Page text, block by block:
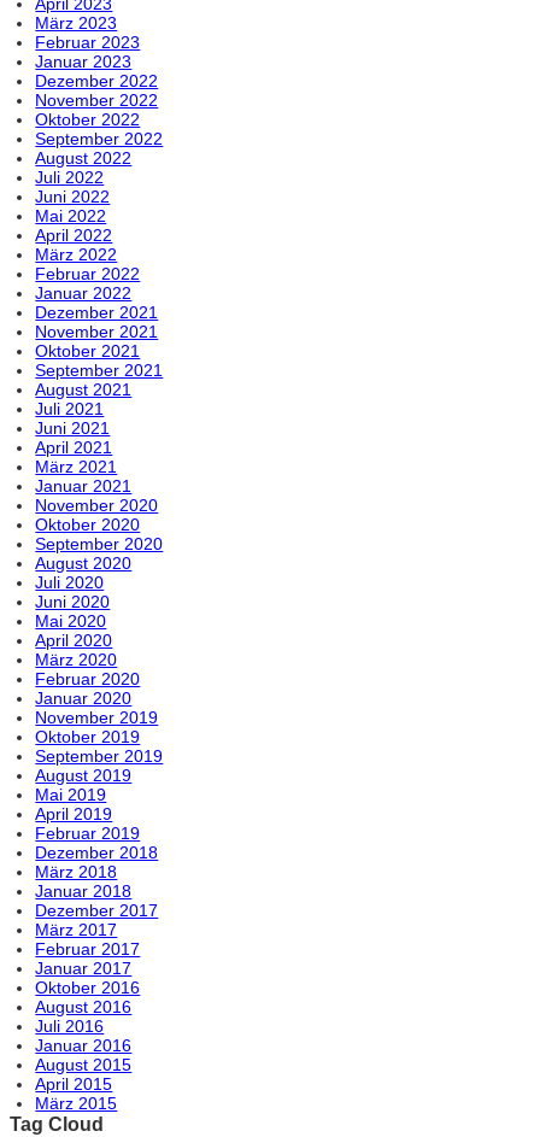
März 2023
Februar 2023
Januar 2023
Dezember 2022
November 2022
Oktober 2022
September 2022
August 2022
Juli 2022
Juni 2022
Mai 2022
April 2022
März 2022
Februar 2022
Januar 2022
Dezember 2021
November 2021
Oktober 2021
September 2021
August 2021
Juli 2021
Juni 2021
April 2021
März 2021
Januar 2021
November 2020
Oktober 2020
September 2020
August 2020
Juli 2020
Juni 2020
Mai 2020
April 2020
März 2020
Februar 2020
Januar 2020
November 2019
Oktober 2019
September 2019
August 2019
Mai 2019
April 2019
Februar 2019
Dezember 2018
März 2018
Januar 2018
Dezember 2017
März 2017
Februar 2017
Januar 2017
Oktober 2016
August 2016
Juli 2016
Januar 2016
August 2015
April 2015
März 2015
Tag Cloud